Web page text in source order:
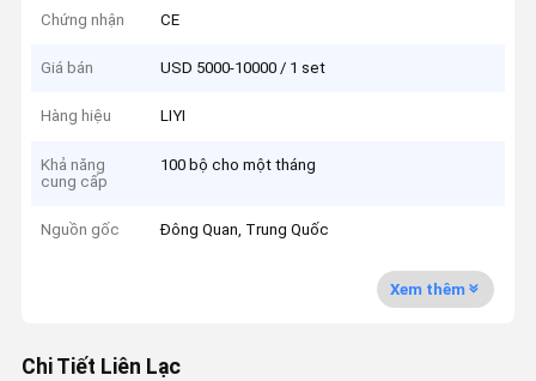
Chứng nhận CE
Giá bán USD 5000-10000 / 1 set
Hàng hiệu LIYI
Khả năng
cung cấp
100 bộ cho một tháng
Nguồn gốc Đông Quan, Trung Quốc
Xem thêm
Chi Tiết Liên Lạc